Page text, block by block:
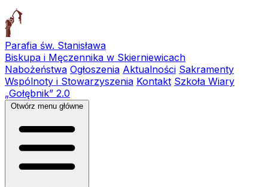
Parafia św. Stanisława
Biskupa i Męczennika w Skierniewicach
Nabożeństwa Ogłoszenia Aktualności Sakramenty
Wspólnoty i Stowarzyszenia Kontakt Szkoła Wiary
„Gołębnik” 2.0
Otwórz menu główne